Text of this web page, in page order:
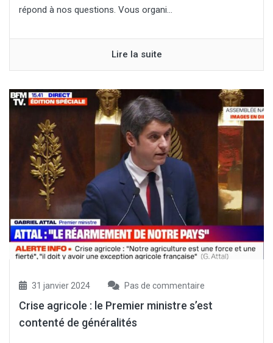
répond à nos questions. Vous organi...
Lire la suite
31 janvier 2024 Pas de commentaire
Crise agricole : le Premier ministre s’est
contenté de généralités